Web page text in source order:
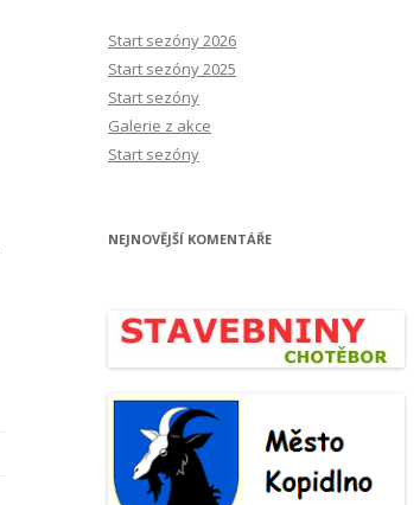
Start sezóny 2026
Start sezóny 2025
Start sezóny
Galerie z akce
Start sezóny
NEJNOVĚJŠÍ KOMENTÁŘE